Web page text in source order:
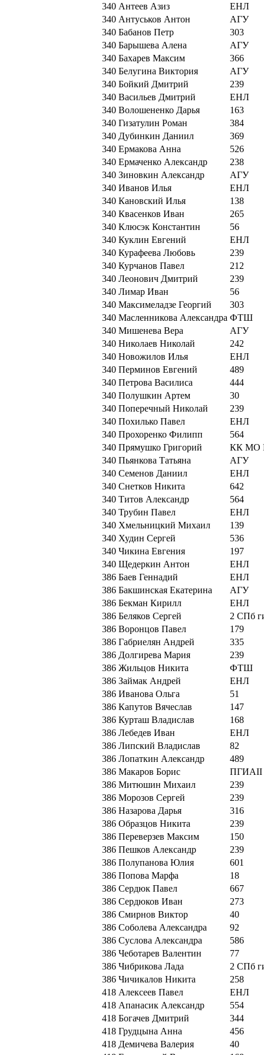
340 Антеев Азиз
ЕНЛ
340 Антуськов Антон
АГУ
340 Бабанов Петр
303
340 Барышева Алена
АГУ
340 Бахарев Максим
366
340 Белугина Виктория
АГУ
340 Бойкий Дмитрий
239
340 Васильев Дмитрий
ЕНЛ
340 Волошененко Дарья
163
340 Гизатулин Роман
384
340 Дубинкин Даниил
369
340 Ермакова Анна
526
340 Ермаченко Александр
238
340 Зиновкин Александр
АГУ
340 Иванов Илья
ЕНЛ
340 Кановский Илья
138
340 Квасенков Иван
265
340 Клюсэк Константин
56
340 Куклин Евгений
ЕНЛ
340 Курафеева Любовь
239
340 Курчанов Павел
212
340 Леонович Дмитрий
239
340 Лимар Иван
56
340 Максимеладзе Георгий
303
340 Масленникова Александра ФТШ
340 Мишенева Вера
АГУ
340 Николаев Николай
242
340 Новожилов Илья
ЕНЛ
340 Перминов Евгений
489
340 Петрова Василиса
444
340 Полушкин Артем
30
340 Поперечный Николай
239
340 Похилько Павел
ЕНЛ
340 Прохоренко Филипп
564
340 Прямушко Григорий
КК МО
340 Пьянкова Татьяна
АГУ
340 Семенов Даниил
ЕНЛ
340 Снетков Никита
642
340 Титов Александр
564
340 Трубин Павел
ЕНЛ
340 Хмельницкий Михаил
139
340 Худин Сергей
536
340 Чикина Евгения
197
340 Щедеркин Антон
ЕНЛ
386 Баев Геннадий
ЕНЛ
386 Бакшинская Екатерина
АГУ
386 Бекман Кирилл
ЕНЛ
386 Беляков Сергей
2 СПб
386 Воронцов Павел
179
386 Габриелян Андрей
335
386 Долгирева Мария
239
386 Жильцов Никита
ФТШ
386 Займак Андрей
ЕНЛ
386 Иванова Ольга
51
386 Капутов Вячеслав
147
386 Курташ Владислав
168
386 Лебедев Иван
ЕНЛ
386 Липский Владислав
82
386 Лопаткин Александр
489
386 Макаров Борис
ПГИАII
386 Митюшин Михаил
239
386 Морозов Сергей
239
386 Назарова Дарья
316
386 Образцов Никита
239
386 Переверзев Максим
150
386 Пешков Александр
239
386 Полупанова Юлия
601
386 Попова Марфа
18
386 Сердюк Павел
667
386 Сердюков Иван
273
386 Смирнов Виктор
40
386 Соболева Александра
92
386 Суслова Александра
586
386 Чеботарев Валентин
77
386 Чибрикова Лада
2 СПб
386 Чичикалов Никита
258
418 Алексеев Павел
ЕНЛ
418 Апанасик Александр
554
418 Богачев Дмитрий
344
418 Грудцына Анна
456
418 Демичева Валерия
40